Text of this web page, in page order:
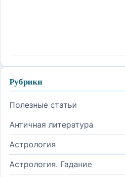
Рубрики
Полезные статьи
Античная литература
Астрология
Астрология. Гадание